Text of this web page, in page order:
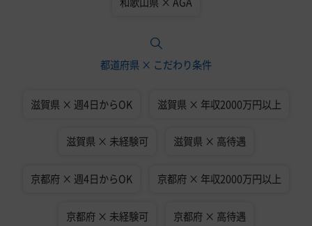
都道府県 × こだわり条件
滋賀県 × 週4日からOK 滋賀県 × 年収2000万円以上
滋賀県 × 未経験可 滋賀県 × 高待遇
京都府 × 週4日からOK 京都府 × 年収2000万円以上
京都府 × 未経験可 京都府 × 高待遇